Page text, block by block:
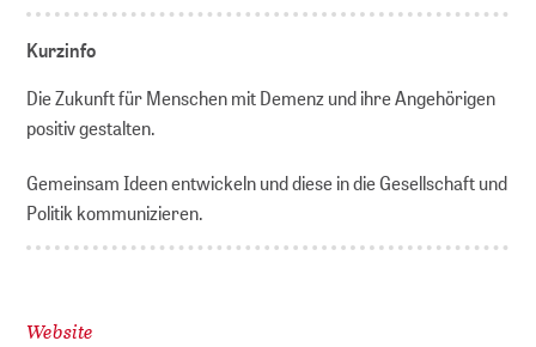
Kurzinfo
Die Zukunft für Menschen mit Demenz und ihre Angehörigen
positiv gestalten.
Gemeinsam Ideen entwickeln und diese in die Gesellschaft und
Politik kommunizieren.
Website